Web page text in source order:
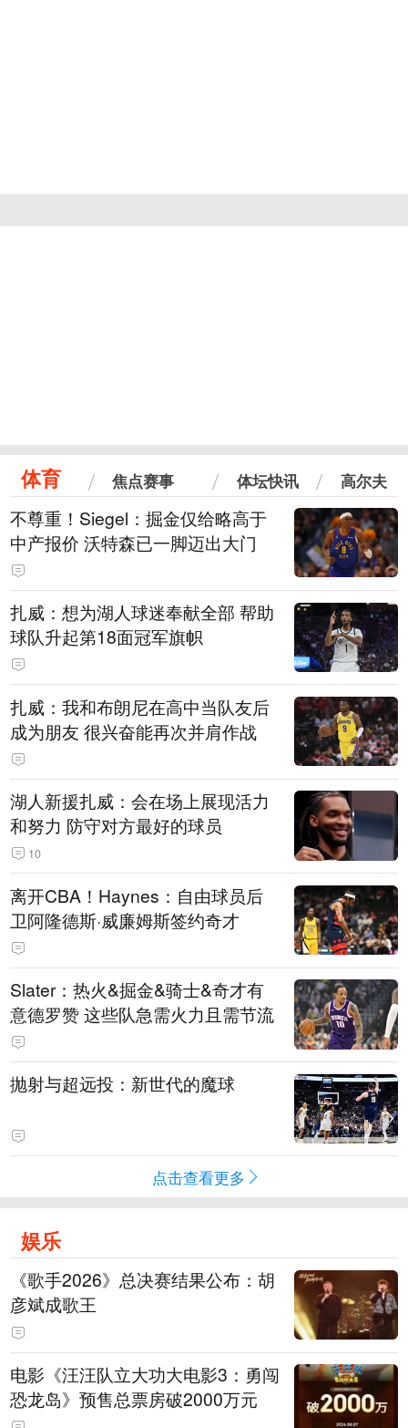
体育 焦点赛事 体坛快讯 高尔夫
不尊重！Siegel：掘金仅给略高于
中产报价 沃特森已一脚迈出大门
扎威：想为湖人球迷奉献全部 帮助
球队升起第18面冠军旗帜
扎威：我和布朗尼在高中当队友后
成为朋友 很兴奋能再次并肩作战
湖人新援扎威：会在场上展现活力
和努力 防守对方最好的球员
10
离开CBA！Haynes：自由球员后
卫阿隆德斯·威廉姆斯签约奇才
Slater：热火&掘金&骑士&奇才有
意德罗赞 这些队急需火力且需节流
抛射与超远投：新世代的魔球
点击查看更多
娱乐
《歌手2026》总决赛结果公布：胡
彦斌成歌王
电影《汪汪队立大功大电影3：勇闯
恐龙岛》预售总票房破2000万元